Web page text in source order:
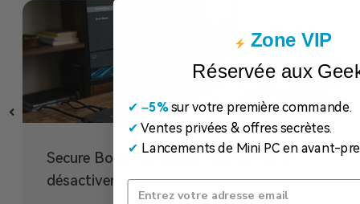
Secure Boot : comment l’activer ou le
désactiver
Zone VIP
Réservée aux
✔ –5%sur votre première commande.
✔ Ventes privées & offres secrètes.
✔ Lancements de Mini PC en avant-